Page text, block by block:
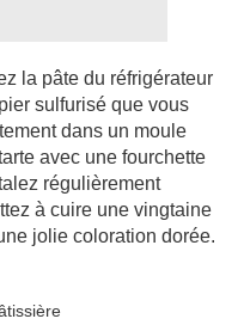
la pâte du réfrigérateur
sulfurisé que vous
dans un moule
avec une fourchette
régulièrement
à cuire une vingtaine
jolie coloration dorée.